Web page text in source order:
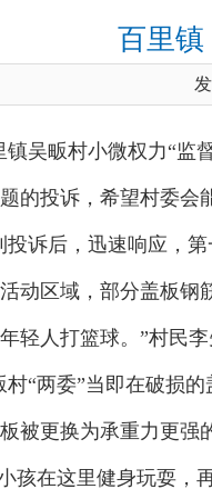
百里镇
镇吴畈村小微权力“监
的投诉，希望村委会
投诉后，迅速响应，
动区域，部分盖板钢
轻人打篮球。”村民
村“两委”当即在破损
被更换为承重力更强
孩在这里健身玩耍，